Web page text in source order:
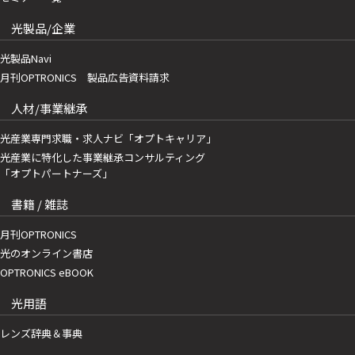
光製品/企業
光製品Navi
月刊OPTRONICS 製品広告資料請求
人材/事業継承
光産業専門求職・求人ナビ「オプトキャリア」
光産業に特化した事業継承コンサルティング
「オプトパートナーズ」
書籍 / 雑誌
月刊OPTRONICS
光のオンライン書店
OPTRONICS eBOOK
光用語
レンズ辞典＆事典